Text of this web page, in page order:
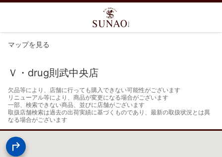
マップを見る
Ｖ・drug則武中央店
欠品等により、店舗に行っても購入できない可能性がございます
リニューアル等により、商品が変更になる場合がございます
一部、検索できない商品、並びに店舗がございます
取扱店舗検索は過去の出荷実績に基づくものであり、最新の取扱状況とは異
なる場合がございます